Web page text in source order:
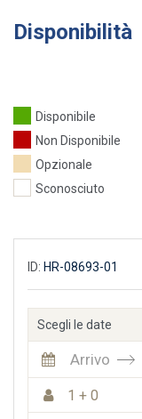
Disponibilità
Disponibile
Non Disponibile
Opzionale
Sconosciuto
ID: HR-08693-01
Scegli le date
Arrivo
1 + 0